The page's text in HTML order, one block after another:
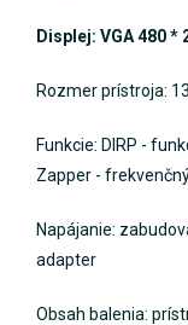
Displej: VGA 480 *
Rozmer prístroja:
Funkcie: DIRP -
Zapper -
Napájanie:
adapter
Obsah balenia: